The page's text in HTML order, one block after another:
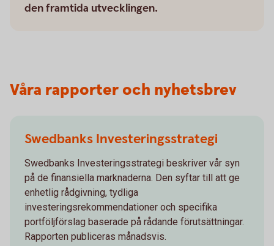
den framtida utvecklingen.
Våra rapporter och nyhetsbrev
Swedbanks Investeringsstrategi
Swedbanks Investeringsstrategi beskriver vår syn
på de finansiella marknaderna. Den syftar till att ge
enhetlig rådgivning, tydliga
investeringsrekommendationer och specifika
portföljförslag baserade på rådande förutsättningar.
Rapporten publiceras månadsvis.